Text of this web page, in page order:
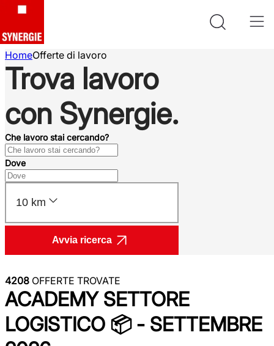
HomeOfferte di lavoro
Trova lavoro
con Synergie.
Che lavoro stai cercando?
Dove
10 km
Avvia ricerca
4208 OFFERTE TROVATE
ACADEMY SETTORE
LOGISTICO 📦 - SETTEMBRE